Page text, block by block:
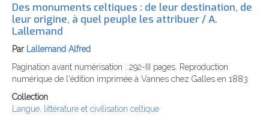
Des monuments celtiques : de leur destination, de
leur origine, à quel peuple les attribuer / A.
Lallemand
Par Lallemand Alfred
Pagination avant numérisation : 292-III pages. Reproduction
numérique de l'édition imprimée à Vannes chez Galles en 1883
Collection
Langue, littérature et civilisation celtique